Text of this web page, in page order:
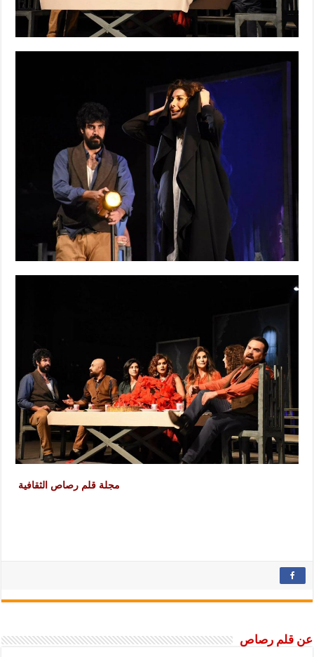
مجلة قلم رصاص الثقافية
عن قلم رصاص